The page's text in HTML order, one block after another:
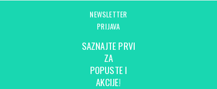
NEWSLETTER
PRIJAVA
SAZNAJTE PRVI
ZA
POPUSTE I
AKCIJE!